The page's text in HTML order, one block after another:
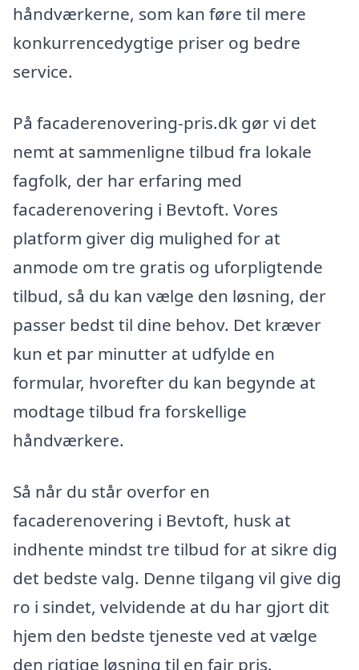
håndværkerne, som kan føre til mere
konkurrencedygtige priser og bedre
service.
På facaderenovering-pris.dk gør vi det
nemt at sammenligne tilbud fra lokale
fagfolk, der har erfaring med
facaderenovering i Bevtoft. Vores
platform giver dig mulighed for at
anmode om tre gratis og uforpligtende
tilbud, så du kan vælge den løsning, der
passer bedst til dine behov. Det kræver
kun et par minutter at udfylde en
formular, hvorefter du kan begynde at
modtage tilbud fra forskellige
håndværkere.
Så når du står overfor en
facaderenovering i Bevtoft, husk at
indhente mindst tre tilbud for at sikre dig
det bedste valg. Denne tilgang vil give dig
ro i sindet, velvidende at du har gjort dit
hjem den bedste tjeneste ved at vælge
den rigtige løsning til en fair pris.